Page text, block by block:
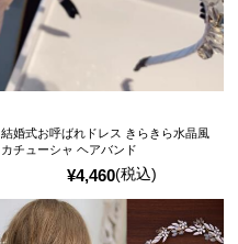
¥4,460(税込)
結婚式お呼ばれドレス きらきら水晶風
カチューシャ ヘアバンド